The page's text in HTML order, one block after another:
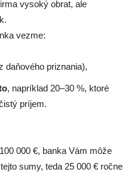
vysoký obrat, ale
vezme:
daňového priznania),
, napríklad 20–30 %, ktoré
príjem.
000 €, banka Vám môže
sumy, teda 25 000 € ročne